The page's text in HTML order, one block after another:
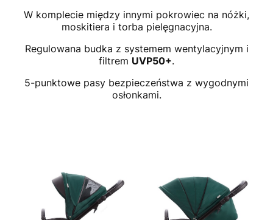
W komplecie między innymi pokrowiec na nóżki,
moskitiera i torba pielęgnacyjna.
Regulowana budka z systemem wentylacyjnym i
filtrem UVP50+.
5-punktowe pasy bezpieczeństwa z wygodnymi
osłonkami.